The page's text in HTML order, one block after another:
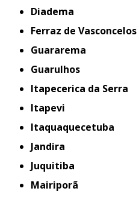
Diadema
Ferraz de Vasconcelos
Guararema
Guarulhos
Itapecerica da Serra
Itapevi
Itaquaquecetuba
Jandira
Juquitiba
Mairiporã